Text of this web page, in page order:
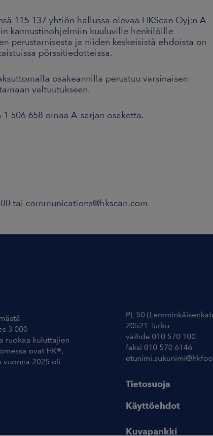
115 137 yhtiön hallussa olevaa HKScan Oyj:n A-
kannustinohjelmiin kuuluville henkilöille
perustamisesta ja niiden keskeisistä ehdoista on
pörssitiedotteissa.
osakeannilla perustuu varsinaisen
valtuutukseen.
506 658 omaa A-sarjan osaketta.
tai communications@hkscan.com
3 000
ruokaa kuluttajien
ovat HK®,
vuonna 2025 oli
PL 50
20521 Turku
vaihde 010 570 100
faksi 010 570 6146
Tietosuoja
Käyttöehdot
Kuvapankki